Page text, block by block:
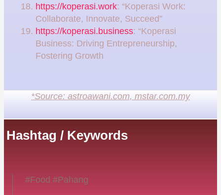
https://koperasi.work: “Koperasi Work:
Collaborate, Innovate, Succeed”
https://koperasi.business: “Koperasi
Business: Driving Entrepreneurship,
Fostering Growth
*Source: astroawani.com, mstar.com.my
Hashtag / Keywords
#Food #Pahang